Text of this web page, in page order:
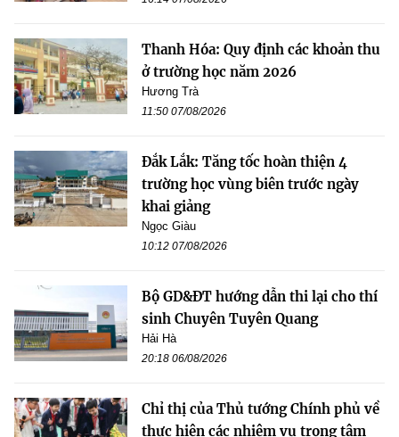
Thanh Hóa: Quy định các khoản thu
ở trường học năm 2026
Hương Trà
11:50 07/08/2026
Đắk Lắk: Tăng tốc hoàn thiện 4
trường học vùng biên trước ngày
khai giảng
Ngọc Giàu
10:12 07/08/2026
Bộ GD&ĐT hướng dẫn thi lại cho thí
sinh Chuyên Tuyên Quang
Hải Hà
20:18 06/08/2026
Chỉ thị của Thủ tướng Chính phủ về
thực hiện các nhiệm vụ trọng tâm